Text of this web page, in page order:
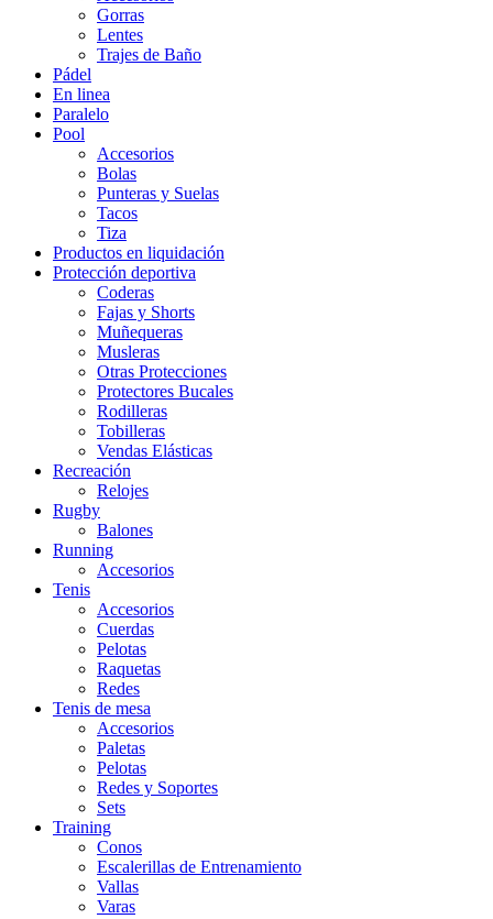
Gorras
Lentes
Trajes de Baño
Pádel
En linea
Paralelo
Pool
Accesorios
Bolas
Punteras y Suelas
Tacos
Tiza
Productos en liquidación
Protección deportiva
Coderas
Fajas y Shorts
Muñequeras
Musleras
Otras Protecciones
Protectores Bucales
Rodilleras
Tobilleras
Vendas Elásticas
Recreación
Relojes
Rugby
Balones
Running
Accesorios
Tenis
Accesorios
Cuerdas
Pelotas
Raquetas
Redes
Tenis de mesa
Accesorios
Paletas
Pelotas
Redes y Soportes
Sets
Training
Conos
Escalerillas de Entrenamiento
Vallas
Varas